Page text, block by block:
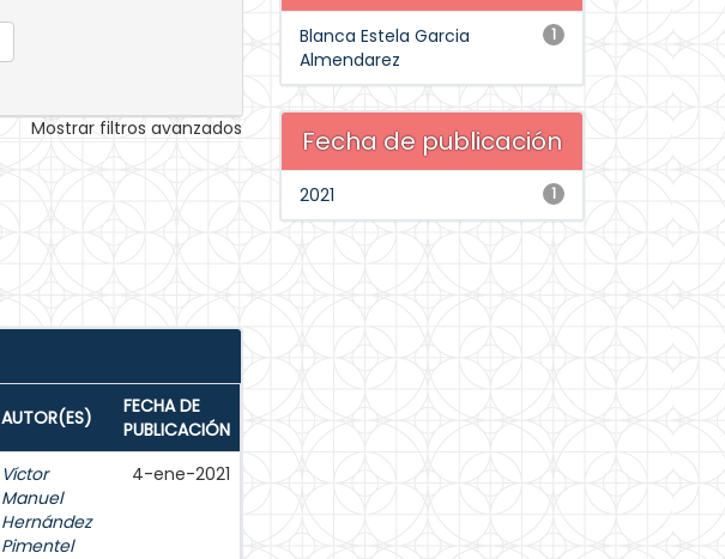
Mostrar filtros avanzados
AUTOR(ES)
FECHA DE
PUBLICACIÓN
Víctor
Manuel
Hernández
Pimentel
4-ene-2021
1
Blanca Estela Garcia
Almendarez
Fecha de publicación
1
2021